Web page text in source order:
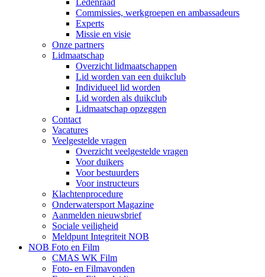
Ledenraad
Commissies, werkgroepen en ambassadeurs
Experts
Missie en visie
Onze partners
Lidmaatschap
Overzicht lidmaatschappen
Lid worden van een duikclub
Individueel lid worden
Lid worden als duikclub
Lidmaatschap opzeggen
Contact
Vacatures
Veelgestelde vragen
Overzicht veelgestelde vragen
Voor duikers
Voor bestuurders
Voor instructeurs
Klachtenprocedure
Onderwatersport Magazine
Aanmelden nieuwsbrief
Sociale veiligheid
Meldpunt Integriteit NOB
NOB Foto en Film
CMAS WK Film
Foto- en Filmavonden